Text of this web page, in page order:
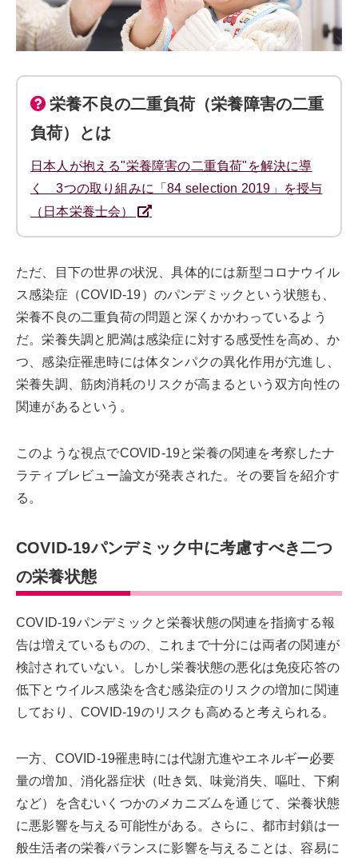
栄養不良の二重負荷（栄養障害の二重
負荷）とは
日本人が抱える"栄養障害の二重負荷"を解決に導
く 3つの取り組みに「84 selection 2019」を授与
（日本栄養士会）
ただ、目下の世界の状況、具体的には新型コロナウイル
ス感染症（COVID-19）のパンデミックという状態も、
栄養不良の二重負荷の問題と深くかかわっているよう
だ。栄養失調と肥満は感染症に対する感受性を高め、か
つ、感染症罹患時には体タンパクの異化作用が亢進し、
栄養失調、筋肉消耗のリスクが高まるという双方向性の
関連があるという。
このような視点でCOVID-19と栄養の関連を考察したナ
ラティブレビュー論文が発表された。その要旨を紹介す
る。
COVID-19パンデミック中に考慮すべき二つ
の栄養状態
COVID-19パンデミックと栄養状態の関連を指摘する報
告は増えているものの、これまで十分には両者の関連が
検討されていない。しかし栄養状態の悪化は免疫応答の
低下とウイルス感染を含む感染症のリスクの増加に関連
しており、COVID-19のリスクも高めると考えられる。
一方、COVID-19罹患時には代謝亢進やエネルギー必要
量の増加、消化器症状（吐き気、味覚消失、嘔吐、下痢
など）を含むいくつかのメカニズムを通じて、栄養状態
に悪影響を与える可能性がある。さらに、都市封鎖は一
般生活者の栄養バランスに影響を与えることは、容易に